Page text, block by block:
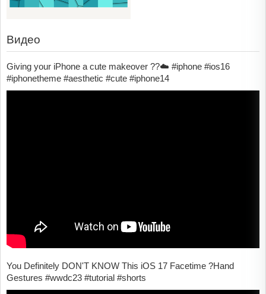
Видео
Giving your iPhone a cute makeover ??☁️ #iphone #ios16
#iphonetheme #aesthetic #cute #iphone14
You Definitely DON'T KNOW This iOS 17 Facetime ?Hand
Gestures #wwdc23 #tutorial #shorts